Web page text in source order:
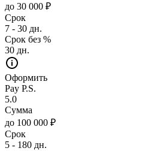
до 30 000 ₽
Срок
7 - 30 дн.
Срок без %
30 дн.
Оформить
Pay P.S.
5.0
Сумма
до 100 000 ₽
Срок
5 - 180 дн.